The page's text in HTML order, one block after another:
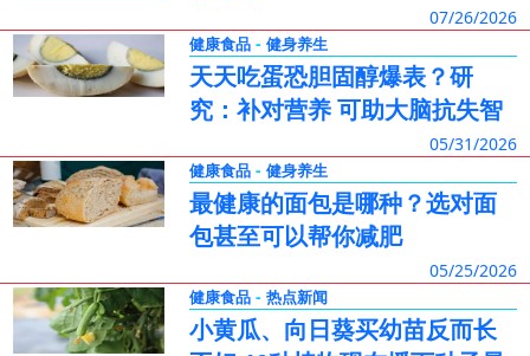
07/26/2026
健康食品- 健身养生
天天吃蛋恐胆固醇爆表？研
究：补对营养 可助大脑抗失智
05/31/2026
健康食品- 健身养生
最健康的面包是哪种？选对面
包甚至可以帮你减肥
05/25/2026
健康食品- 热点新闻
小黄瓜、向日葵买幼苗反而长